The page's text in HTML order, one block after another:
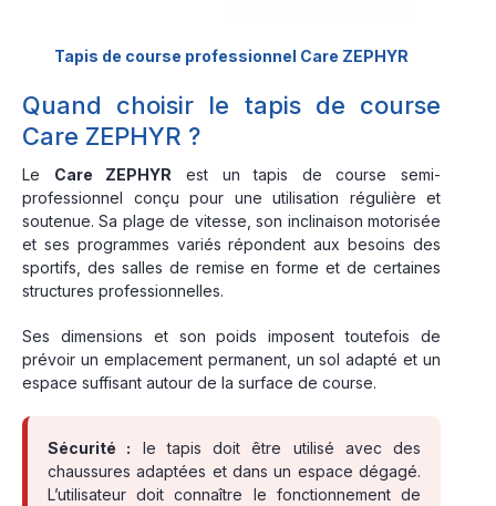
Tapis de course professionnel Care ZEPHYR
Quand choisir le tapis de course
Care ZEPHYR ?
Le Care ZEPHYR est un tapis de course semi-
professionnel conçu pour une utilisation régulière et
soutenue. Sa plage de vitesse, son inclinaison motorisée
et ses programmes variés répondent aux besoins des
sportifs, des salles de remise en forme et de certaines
structures professionnelles.
Ses dimensions et son poids imposent toutefois de
prévoir un emplacement permanent, un sol adapté et un
espace suffisant autour de la surface de course.
Sécurité : le tapis doit être utilisé avec des
chaussures adaptées et dans un espace dégagé.
L’utilisateur doit connaître le fonctionnement de